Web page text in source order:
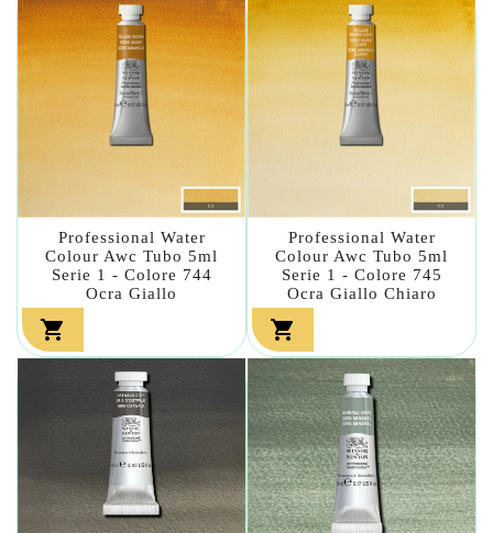
Professional Water
Colour Awc Tubo 5ml
Serie 1 - Colore 744
Ocra Giallo

Professional Water
Colour Awc Tubo 5ml
Serie 1 - Colore 745
Ocra Giallo Chiaro
